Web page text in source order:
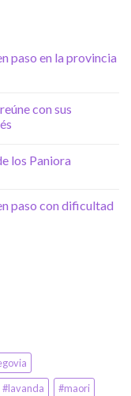
paso en la provincia
con sus
los Paniora
paso con dificultad
#lavanda
#maori